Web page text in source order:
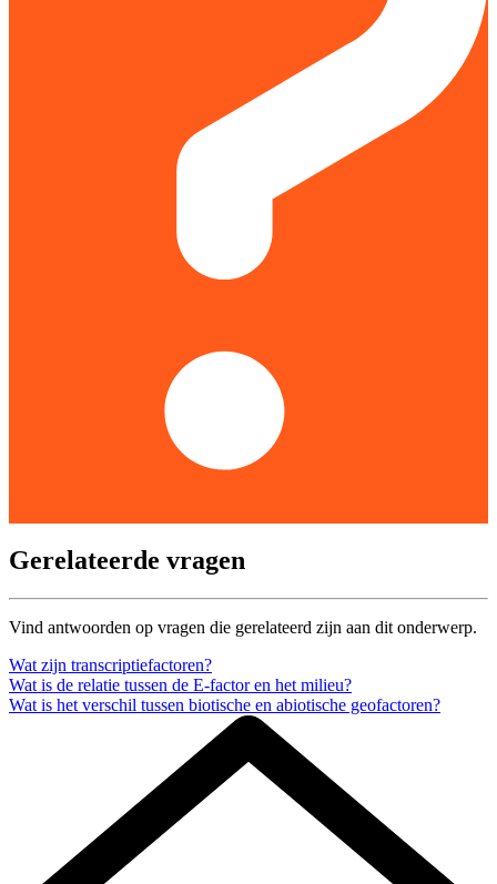
Gerelateerde vragen
Vind antwoorden op vragen die gerelateerd zijn aan dit onderwerp.
Wat zijn transcriptiefactoren?
Wat is de relatie tussen de E-factor en het milieu?
Wat is het verschil tussen biotische en abiotische geofactoren?